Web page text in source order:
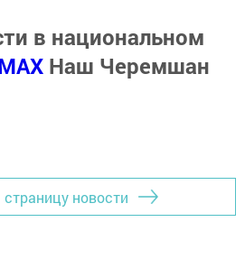
в национальном
Наш Черемшан
страницу новости